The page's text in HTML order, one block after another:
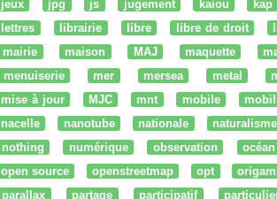
jeux
jpg js jugement kaiou kap
lettres
librairie libre libre de droit
mairie
maison MAJ maquette
menuiserie
mer mersea metal
mise à jour
MJC mnt mobile
nacelle
nanotube nationale naturalisme
nothing
numérique observation océan
open source
openstreetmap opt
parallax
partage participatif